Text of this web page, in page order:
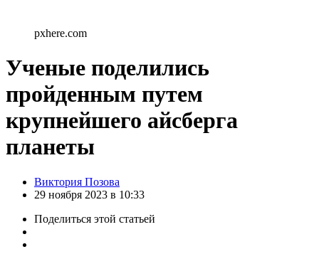
pxhere.com
Ученые поделились
пройденным путем
крупнейшего айсберга
планеты
Posted
by
Виктория Позова
29 ноября 2023 в 10:33
Поделиться этой статьей